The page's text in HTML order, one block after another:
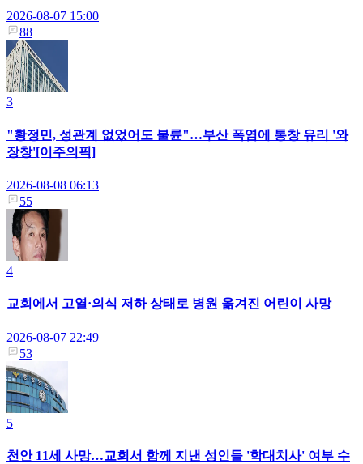
2026-08-07 15:00
88
3
"황정민, 성관계 없었어도 불륜"…부산 폭염에 통창 유리 '와
장창'[이주의픽]
2026-08-08 06:13
55
4
교회에서 고열·의식 저하 상태로 병원 옮겨진 어린이 사망
2026-08-07 22:49
53
5
천안 11세 사망…교회서 함께 지낸 성인들 '학대치사' 여부 수